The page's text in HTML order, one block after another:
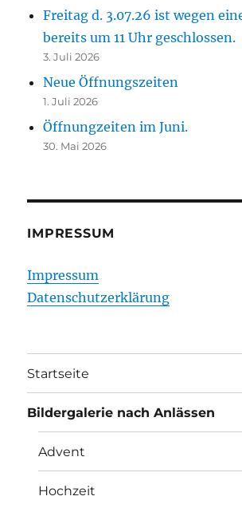
Freitag d. 3.07.26 ist wegen
bereits um 11 Uhr geschlossen.
3. Juli 2026
Neue Öffnungszeiten
1. Juli 2026
Öffnungzeiten im Juni.
30. Mai 2026
IMPRESSUM
Impressum
Datenschutzerklärung
Startseite
Bildergalerie nach Anlässen
Advent
Hochzeit